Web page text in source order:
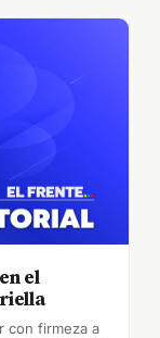
el
con firmeza a